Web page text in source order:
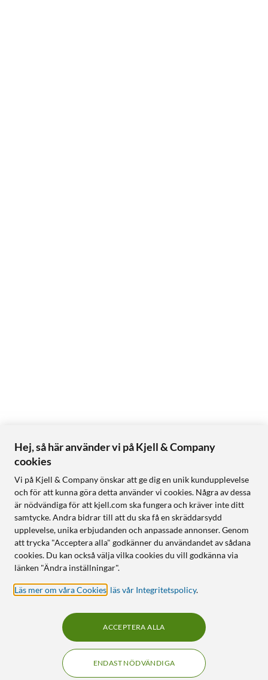
Hej, så här använder vi på Kjell & Company
cookies
Vi på Kjell & Company önskar att ge dig en unik kundupplevelse
och för att kunna göra detta använder vi cookies. Några av dessa
är nödvändiga för att kjell.com ska fungera och kräver inte ditt
samtycke. Andra bidrar till att du ska få en skräddarsydd
upplevelse, unika erbjudanden och anpassade annonser. Genom
att trycka "Acceptera alla" godkänner du användandet av sådana
cookies. Du kan också välja vilka cookies du vill godkänna via
länken "Ändra inställningar".
Läs mer om våra Cookies läs vår Integritetspolicy.
ENDAST NÖDVÄNDIGA
ACCEPTERA ALLA